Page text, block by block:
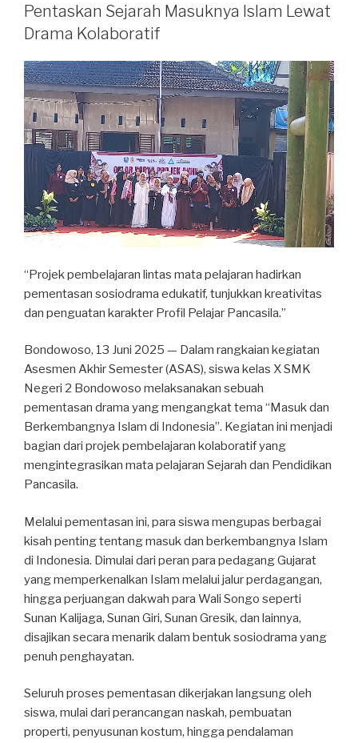
Pentaskan Sejarah Masuknya Islam Lewat
Drama Kolaboratif
“Projek pembelajaran lintas mata pelajaran hadirkan
pementasan sosiodrama edukatif, tunjukkan kreativitas
dan penguatan karakter Profil Pelajar Pancasila.”
Bondowoso, 13 Juni 2025 — Dalam rangkaian kegiatan
Asesmen Akhir Semester (ASAS), siswa kelas X SMK
Negeri 2 Bondowoso melaksanakan sebuah
pementasan drama yang mengangkat tema “Masuk dan
Berkembangnya Islam di Indonesia”. Kegiatan ini menjadi
bagian dari projek pembelajaran kolaboratif yang
mengintegrasikan mata pelajaran Sejarah dan Pendidikan
Pancasila.
Melalui pementasan ini, para siswa mengupas berbagai
kisah penting tentang masuk dan berkembangnya Islam
di Indonesia. Dimulai dari peran para pedagang Gujarat
yang memperkenalkan Islam melalui jalur perdagangan,
hingga perjuangan dakwah para Wali Songo seperti
Sunan Kalijaga, Sunan Giri, Sunan Gresik, dan lainnya,
disajikan secara menarik dalam bentuk sosiodrama yang
penuh penghayatan.
Seluruh proses pementasan dikerjakan langsung oleh
siswa, mulai dari perancangan naskah, pembuatan
properti, penyusunan kostum, hingga pendalaman